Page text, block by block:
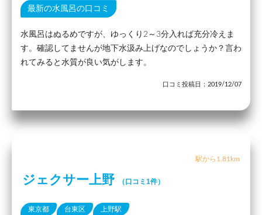
最新の水風呂の口コミ
水風呂はぬるめですが、ゆっくり2～3分入れば充分冷えま
す。確認してませんが地下水汲み上げなのでしょうか？言わ
れてみると水質が良い気がします。
口コミ投稿日：2019/12/07
駅から1.81km
ジェクサー上野 （口コミ1件）
東京都 台東区 上野駅